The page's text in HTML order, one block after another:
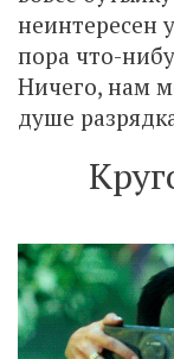
неинтересен
пора что-
Ничего, нам
душе